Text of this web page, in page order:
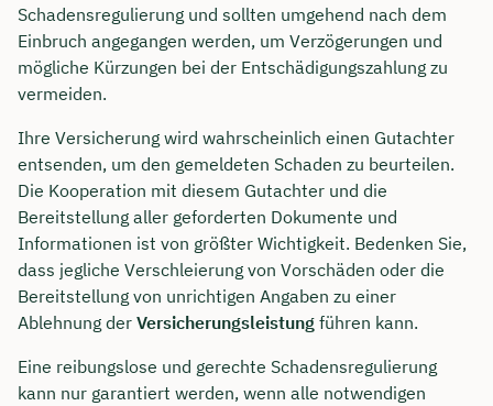
Schadensregulierung und sollten umgehend nach dem
Einbruch angegangen werden, um Verzögerungen und
mögliche Kürzungen bei der Entschädigungszahlung zu
vermeiden.
Ihre Versicherung wird wahrscheinlich einen Gutachter
entsenden, um den gemeldeten Schaden zu beurteilen.
Die Kooperation mit diesem Gutachter und die
Bereitstellung aller geforderten Dokumente und
Informationen ist von größter Wichtigkeit. Bedenken Sie,
dass jegliche Verschleierung von Vorschäden oder die
Bereitstellung von unrichtigen Angaben zu einer
Ablehnung der Versicherungsleistung führen kann.
Eine reibungslose und gerechte Schadensregulierung
kann nur garantiert werden, wenn alle notwendigen